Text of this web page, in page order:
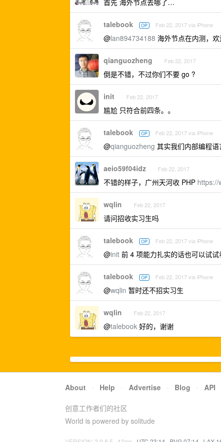
首先 海外节点去哪了…
talebook OP Feb 22, 2017 via iPhone
@lan894734188 海外节点在内测，
qianguozheng Feb 22, 2017
倒是不错，不过你们不要 go ?
init Feb 22, 2017
尴尬 只符合前四条。。
talebook OP Feb 22, 2017 via iPhone
@qianguozheng 其实我们内部编程
aeio59f04idz Feb 22, 2017
不错的样子，广州天河收 PHP https://
wqlin Feb 22, 2017
请问招收实习生吗
talebook OP Feb 22, 2017 via iPhone
@init 前 4 项能力扎实的话也可以试
talebook OP Feb 22, 2017 via iPhone
@wqlin 暂时还不招实习生
wqlin Feb 22, 2017
@talebook 好的，谢谢
About · Help · Advertise · Blog · API
创意工作者们的社区
World is powered by solitude